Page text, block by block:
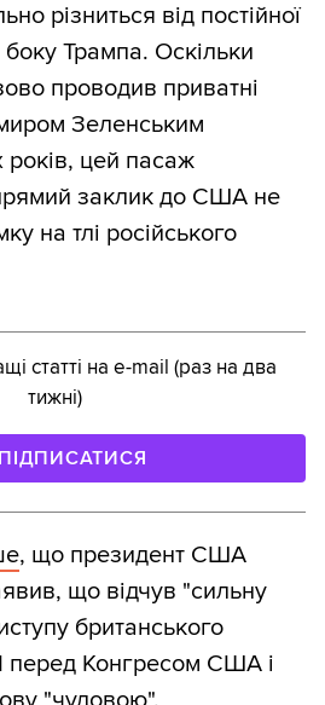
різниться від постійної
Трампа. Оскільки
проводив приватні
Зеленським
років, цей пасаж
заклик до США не
на тлі російського
статті на e-mail (раз на два
тижні)
ПІДПИСАТИСЯ
, що президент США
що відчув "сильну
британського
перед Конгресом США і